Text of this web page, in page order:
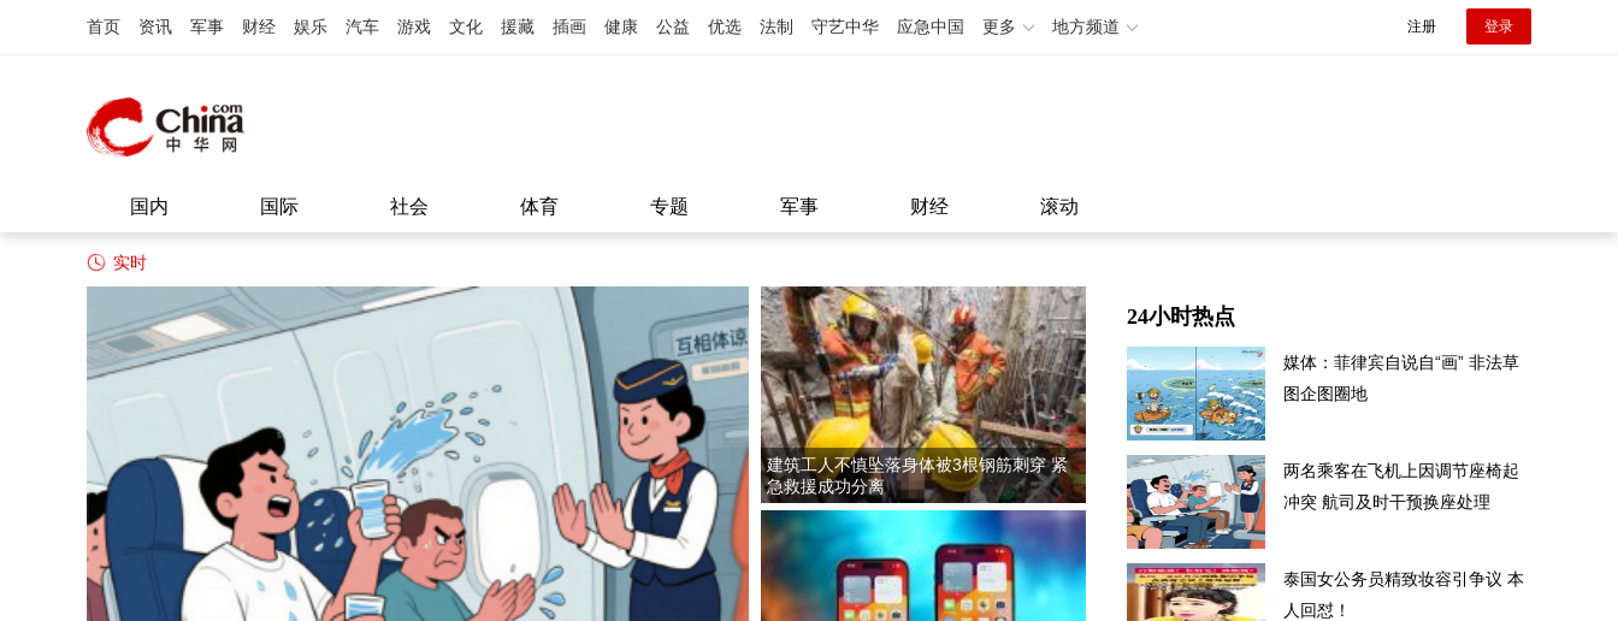
首页 资讯 军事 财经 娱乐 汽车 游戏 文化 援藏 插画 健康 公益 优选 法制 守艺中华 应急中国 更多 地方频道 注册 登录
国内 国际 社会 体育 专题 军事 财经 滚动
实时
建筑工人不慎坠落身体被3根钢筋刺穿 紧
急救援成功分离
24小时热点
媒体：菲律宾自说自“画” 非法草
图企图圈地
两名乘客在飞机上因调节座椅起
冲突 航司及时干预换座处理
泰国女公务员精致妆容引争议 本
人回怼！